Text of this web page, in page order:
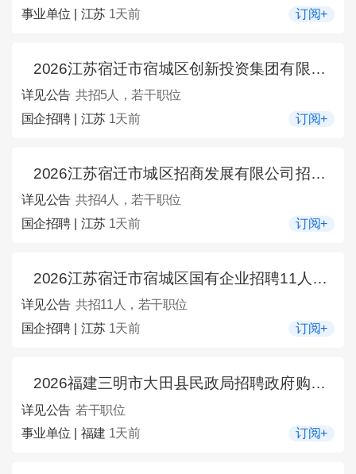
事业单位 | 江苏 1天前 订阅+
2026江苏宿迁市宿城区创新投资集团有限公司招聘5人公告
详见公告 共招5人，若干职位
国企招聘 | 江苏 1天前 订阅+
2026江苏宿迁市城区招商发展有限公司招聘工作人员4人公告
详见公告 共招4人，若干职位
国企招聘 | 江苏 1天前 订阅+
2026江苏宿迁市宿城区国有企业招聘11人公告
详见公告 共招11人，若干职位
国企招聘 | 江苏 1天前 订阅+
2026福建三明市大田县民政局招聘政府购买服务工作人员考试成绩及入围体检名单公示
详见公告 若干职位
事业单位 | 福建 1天前 订阅+